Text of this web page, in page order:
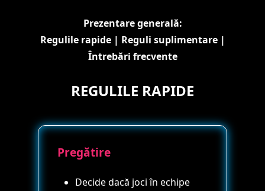
Prezentare generală:
Regulile rapide| Reguli suplimentare|
Întrebări frecvente
REGULILE RAPIDE
Pregătire
Decide dacă joci în echipe